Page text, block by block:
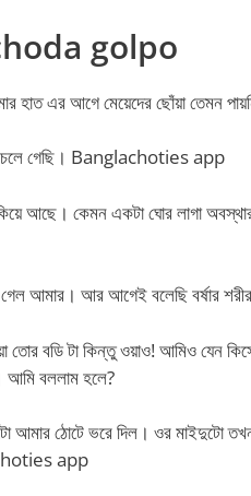
golpo
হাত এর আগে মেয়েদের ছোঁয়া তেমন
চলে গেছি। Banglachoties app
আছে। কেমন একটা ঘোর লাগা
আমার। আর আগেই বলেছি বর্ষার শরীর
তোর বডি টা কিন্তু ওয়াও! আমিও যেন
আমি বললাম হলে?
আমার ঠোটে ভরে দিল। ওর মাইদুটো
app